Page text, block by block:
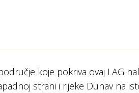
koje pokriva ovaj LAG
strani i rijeke Dunav na